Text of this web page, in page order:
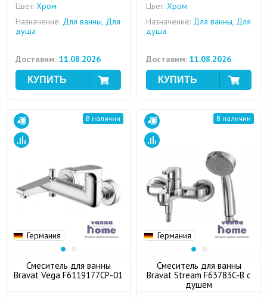
Цвет: Хром
Назначение: Для ванны, Для
душа
Доставим: 11.08.2026
Цвет: Хром
Назначение: Для ванны, Для
душа
Доставим: 11.08.2026
Германия
В наличии
Смеситель для ванны
Bravat Vega F6119177CP-01
Германия
В наличии
Смеситель для ванны
Bravat Stream F63783C-B с
душем